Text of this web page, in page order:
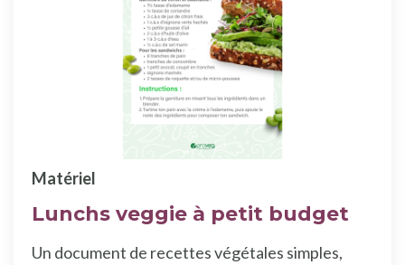
Lunchs veggie à petit budget
Matériel
Un document de recettes végétales simples,